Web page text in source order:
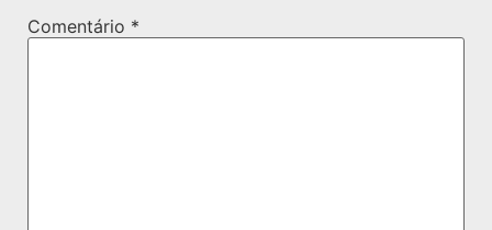
Comentário *